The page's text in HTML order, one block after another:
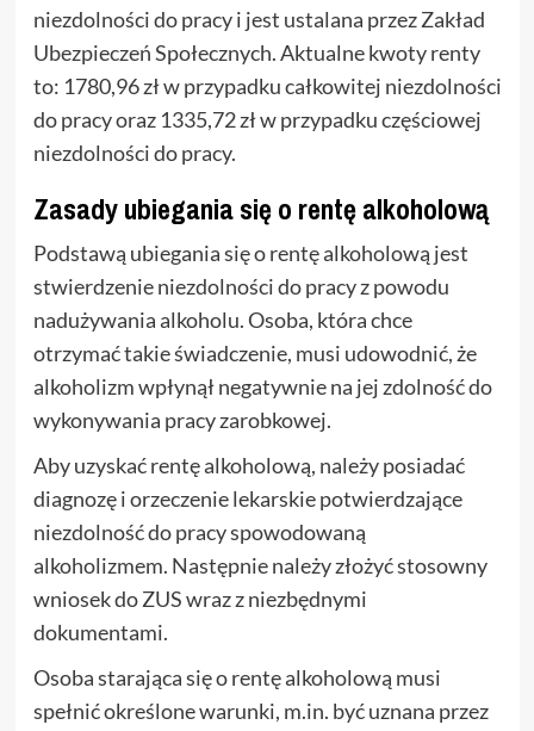
niezdolności do pracy i jest ustalana przez Zakład
Ubezpieczeń Społecznych. Aktualne kwoty renty
to: 1780,96 zł w przypadku całkowitej niezdolności
do pracy oraz 1335,72 zł w przypadku częściowej
niezdolności do pracy.
Zasady ubiegania się o rentę alkoholową
Podstawą ubiegania się o rentę alkoholową jest
stwierdzenie niezdolności do pracy z powodu
nadużywania alkoholu. Osoba, która chce
otrzymać takie świadczenie, musi udowodnić, że
alkoholizm wpłynął negatywnie na jej zdolność do
wykonywania pracy zarobkowej.
Aby uzyskać rentę alkoholową, należy posiadać
diagnozę i orzeczenie lekarskie potwierdzające
niezdolność do pracy spowodowaną
alkoholizmem. Następnie należy złożyć stosowny
wniosek do ZUS wraz z niezbędnymi
dokumentami.
Osoba starająca się o rentę alkoholową musi
spełnić określone warunki, m.in. być uznana przez